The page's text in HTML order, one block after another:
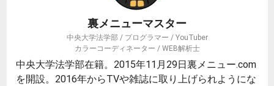
裏メニューマスター
中央大学法学部 / プログラマー / YouTuber
カラーコーディネーター / WEB解析士
中央大学法学部在籍。2015年11月29日裏メニュー.com
を開設。2016年からTVや雑誌に取り上げられようにな